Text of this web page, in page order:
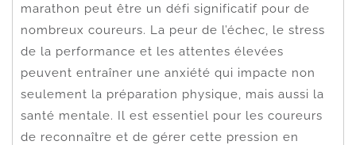
marathon peut être un défi significatif pour de
nombreux coureurs. La peur de l’échec, le stress
de la performance et les attentes élevées
peuvent entraîner une anxiété qui impacte non
seulement la préparation physique, mais aussi la
santé mentale. Il est essentiel pour les coureurs
de reconnaître et de gérer cette pression en